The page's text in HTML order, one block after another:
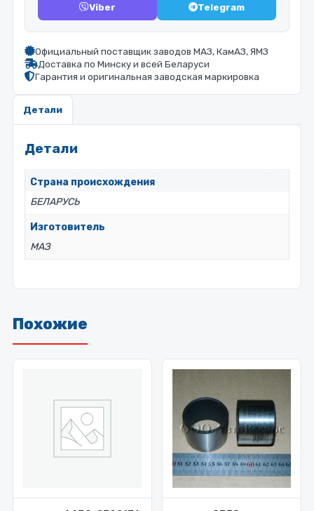
Viber Telegram
Официальный поставщик заводов МАЗ, КамАЗ, ЯМЗ
Доставка по Минску и всей Беларуси
Гарантия и оригинальная заводская маркировка
Детали
Детали
Страна происхождения
БЕЛАРУСЬ
Изготовитель
МАЗ
Похожие